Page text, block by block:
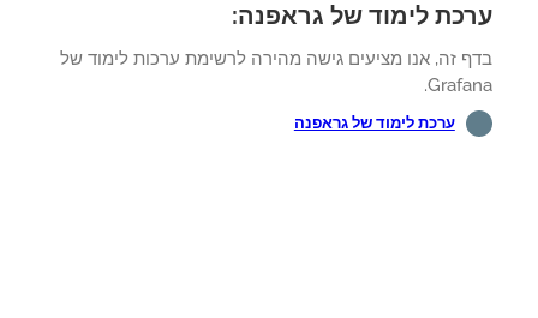
לימוד של גראפנה:
זה, אנו מציעים גישה מהירה לרשימת ערכות לימוד של
ערכת לימוד של גראפנה